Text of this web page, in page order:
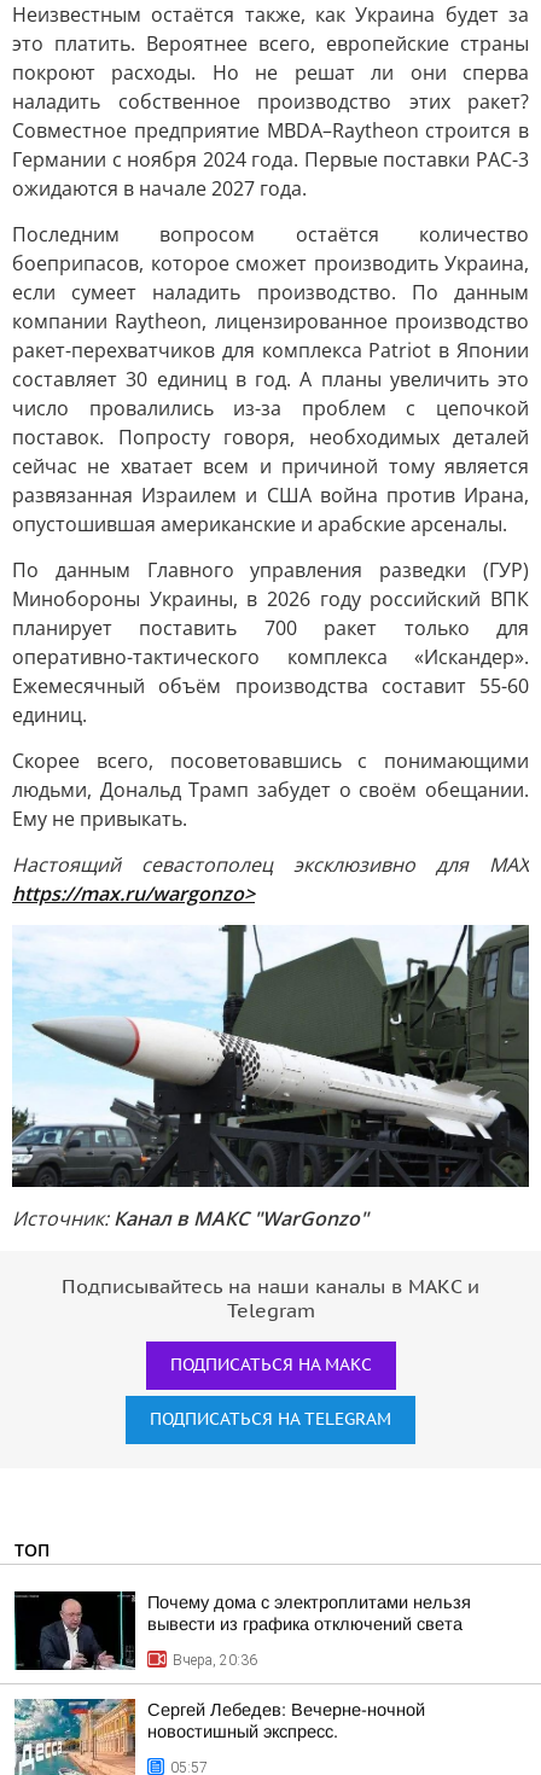
Неизвестным остаётся также, как Украина будет за
это платить. Вероятнее всего, европейские страны
покроют расходы. Но не решат ли они сперва
наладить собственное производство этих ракет?
Совместное предприятие MBDA–Raytheon строится в
Германии с ноября 2024 года. Первые поставки PAC-3
ожидаются в начале 2027 года.
Последним вопросом остаётся количество
боеприпасов, которое сможет производить Украина,
если сумеет наладить производство. По данным
компании Raytheon, лицензированное производство
ракет-перехватчиков для комплекса Patriot в Японии
составляет 30 единиц в год. А планы увеличить это
число провалились из-за проблем с цепочкой
поставок. Попросту говоря, необходимых деталей
сейчас не хватает всем и причиной тому является
развязанная Израилем и США война против Ирана,
опустошившая американские и арабские арсеналы.
По данным Главного управления разведки (ГУР)
Минобороны Украины, в 2026 году российский ВПК
планирует поставить 700 ракет только для
оперативно-тактического комплекса «Искандер».
Ежемесячный объём производства составит 55-60
единиц.
Скорее всего, посоветовавшись с понимающими
людьми, Дональд Трамп забудет о своём обещании.
Ему не привыкать.
Настоящий севастополец эксклюзивно для МАХ
https://max.ru/wargonzo>
Источник:Канал в МАКС "WarGonzo"
Подписывайтесь на наши каналы в МАКС и
Telegram
ПОДПИСАТЬСЯ НА МАКС
ПОДПИСАТЬСЯ НА TELEGRAM
ТОП
Почему дома с электроплитами нельзя
вывести из графика отключений света
Вчера, 20:36
Сергей Лебедев: Вечерне-ночной
новостишный экспресс.
05:57